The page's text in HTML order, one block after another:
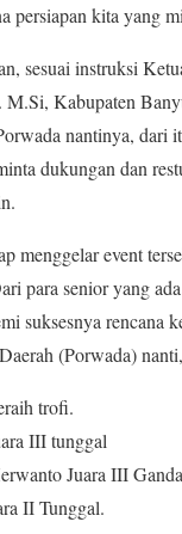
persiapan kita yang
sesuai instruksi
M.Si, Kabupaten
nantinya, dari
dukungan dan
menggelar event
para senior yang
suksesnya rencana
(Porwada)
trofi.
III tunggal
Juara III Ganda
II Tunggal.